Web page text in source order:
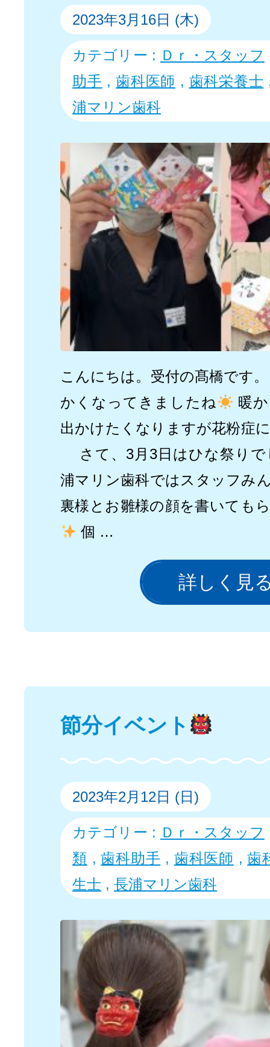
2023年3月16日 (木)
カテゴリー : Ｄｒ・スタッフ
助手 , 歯科医師 , 歯科栄養士
浦マリン歯科
こんにちは。受付の髙橋です
かくなってきましたね
暖
出かけたくなりますが花粉症
さて、3月3日はひな祭りで
浦マリン歯科ではスタッフみ
裏様とお雛様の顔を書いても
個 …
詳しく見
節分イベント
2023年2月12日 (日)
カテゴリー : Ｄｒ・スタッフ
類 ,歯科助手 , 歯科医師 ,歯
生士 , 長浦マリン歯科